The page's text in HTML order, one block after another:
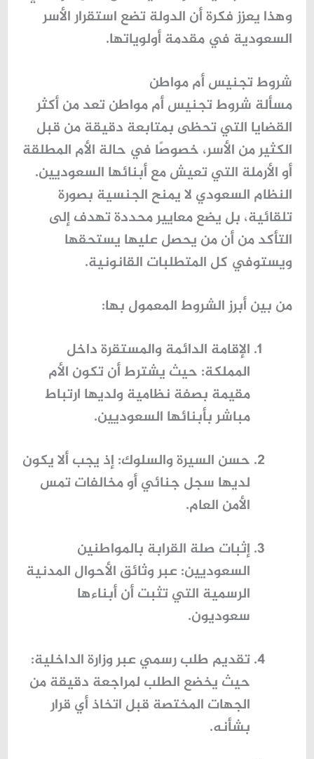
وهذا يعزز فكرة أن الدولة تضع استقرار الأسر
السعودية في مقدمة أولوياتها.
شروط تجنيس أم مواطن
مسألة شروط تجنيس أم مواطنتعد من أكثر
القضايا التي تحظى بمتابعة دقيقة من قبل
الكثير من الأسر، خصوصًا في حالة الأم المطلقة
أو الأرملة التي تعيش مع أبنائها السعوديين.
النظام السعودي لا يمنح الجنسية بصورة
تلقائية، بل يضع معايير محددة تهدف إلى
التأكد من أن من يحصل عليها يستحقها
ويستوفي كل المتطلبات القانونية.
من بين أبرز الشروط المعمول بها:
الإقامة الدائمة والمستقرة داخل
المملكة: حيث يشترط أن تكون الأم
مقيمة بصفة نظامية ولديها ارتباط
مباشر بأبنائها السعوديين.
حسن السيرة والسلوك: إذ يجب ألا يكون
لديها سجل جنائي أو مخالفات تمس
الأمن العام.
إثبات صلة القرابة بالمواطنين
السعوديين: عبر وثائق الأحوال المدنية
الرسمية التي تثبت أن أبناءها
سعوديون.
تقديم طلب رسمي عبر وزارة الداخلية:
حيث يخضع الطلب لمراجعة دقيقة من
الجهات المختصة قبل اتخاذ أي قرار
بشأنه.